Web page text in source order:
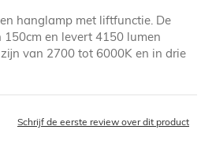
hanglamp met liftfunctie. De
en levert 4150 lumen
van 2700 tot 6000K en in drie
Schrijf de eerste review over dit product